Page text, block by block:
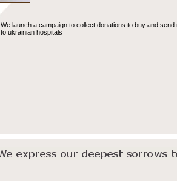
We launch a campaign to collect donations to buy and
to ukrainian hospitals